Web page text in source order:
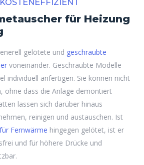
für Heizung
gelötete und geschraubte
voneinander. Geschraubte Modelle
individuell anfertigen. Sie können nicht
ohne dass die Anlage demontiert
lassen sich darüber hinaus
reinigen und austauschen. Ist
Fernwärme hingegen gelötet, ist er
und für höhere Drücke und